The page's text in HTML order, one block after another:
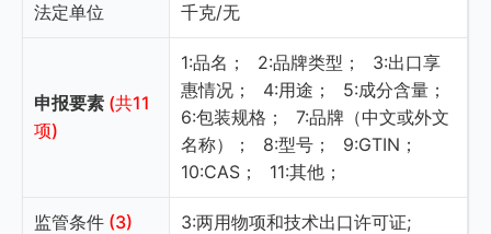
法定单位 千克/无
申报要素 (共11
项)
1:品名； 2:品牌类型；
3:出口享
惠情况；
4:用途；
5:成分含量；
6:包装规格；
7:品牌（中文或外文
名称）；
8:型号；
9:GTIN；
10:CAS；
11:其他；
监管条件 (3) 3:两用物项和技术出口许可证;